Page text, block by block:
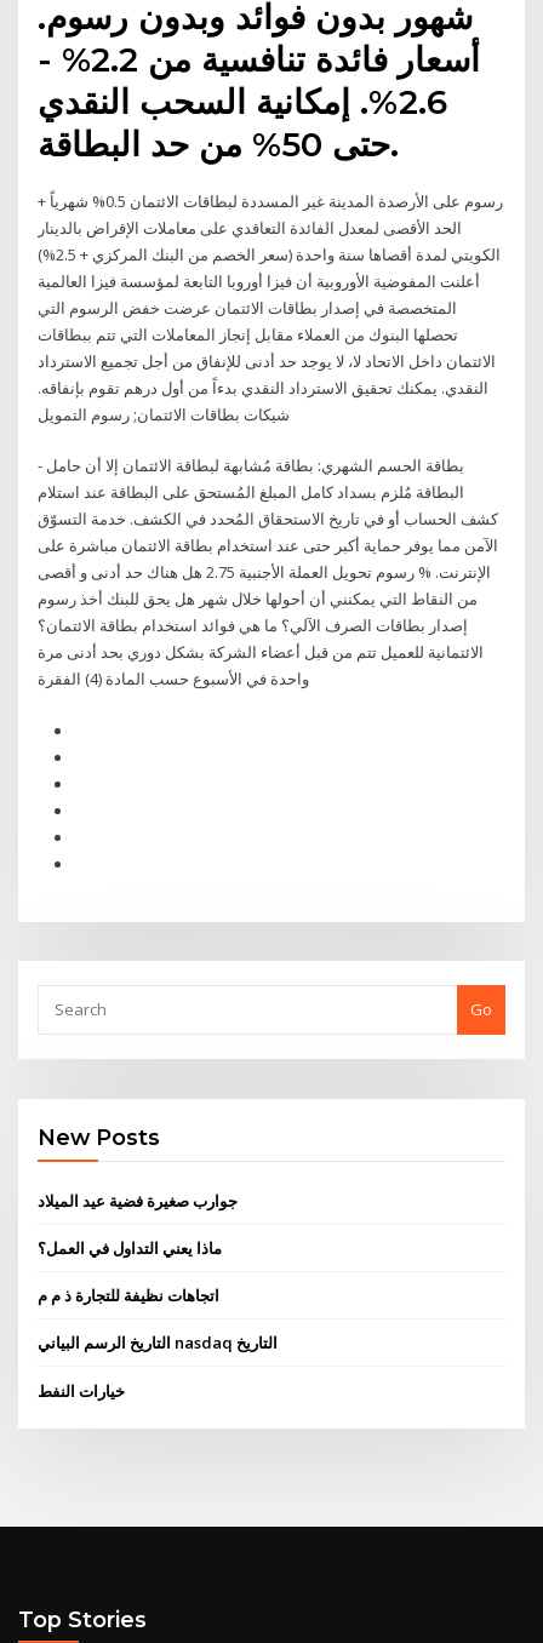
شهور بدون فوائد وبدون رسوم.
أسعار فائدة تنافسية من 2.2% -
2.6%. إمكانية السحب النقدي
حتى 50% من حد البطاقة.
رسوم على الأرصدة المدينة غير المسددة لبطاقات الائتمان 0.5% شهرياً +
الحد الأقصى لمعدل الفائدة التعاقدي على معاملات الإقراض بالدينار
الكويتي لمدة أقصاها سنة واحدة (سعر الخصم من البنك المركزي + 2.5%)
أعلنت المفوضية الأوروبية أن فيزا أوروبا التابعة لمؤسسة فيزا العالمية
المتخصصة في إصدار بطاقات الائتمان عرضت خفض الرسوم التي
تحصلها البنوك من العملاء مقابل إنجاز المعاملات التي تتم ببطاقات
الائتمان داخل الاتحاد لا، لا يوجد حد أدنى للإنفاق من أجل تجميع الاسترداد
النقدي. يمكنك تحقيق الاسترداد النقدي بدءاً من أول درهم تقوم بإنفاقه.
شيكات بطاقات الائتمان; رسوم التمويل
- بطاقة الحسم الشهري: بطاقة مُشابهة لبطاقة الائتمان إلا أن حامل
البطاقة مُلزم بسداد كامل المبلغ المُستحق على البطاقة عند استلام
كشف الحساب أو في تاريخ الاستحقاق المُحدد في الكشف. خدمة التسوّق
الآمن مما يوفر حماية أكبر حتى عند استخدام بطاقة الائتمان مباشرة على
الإنترنت. % رسوم تحويل العملة الأجنبية 2.75 هل هناك حد أدنى و أقصى
من النقاط التي يمكنني أن أحولها خلال شهر هل يحق للبنك أخذ رسوم
إصدار بطاقات الصرف الآلي؟ ما هي فوائد استخدام بطاقة الائتمان؟
الائتمانية للعميل تتم من قبل أعضاء الشركة بشكل دوري بحد أدنى مرة
واحدة في الأسبوع حسب المادة (4) الفقرة
Go
New Posts
جوارب صغيرة فضية عيد الميلاد
ماذا يعني التداول في العمل؟
اتجاهات نظيفة للتجارة ذ م م
التاريخ الرسم البياني nasdaq التاريخ
خيارات النفط
Top Stories